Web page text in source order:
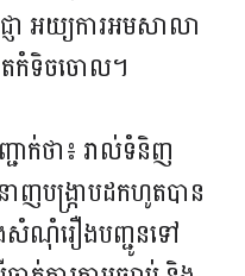
ជ្ញា អយ្យការអមសាលា
ដុតកំទិចចោល។
ជាក់ថា៖ រាល់ទំនិញ
បង្ក្រាបដកហូតបាន
ងសំណុំរឿងបញ្ជូនទៅ